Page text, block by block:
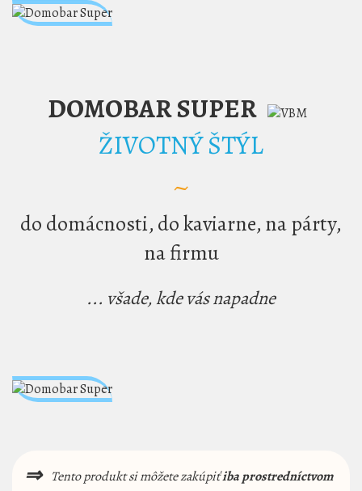
DOMOBAR SUPER
ŽIVOTNÝ ŠTÝL
~
do domácnosti, do kaviarne, na párty,
na firmu
... všade, kde vás napadne
⇒Tento produkt si môžete zakúpiťiba prostredníctvom